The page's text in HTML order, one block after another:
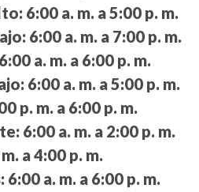
6:00 a. m. a 5:00 p. m.
6:00 a. m. a 7:00 p. m.
6:00 a. m. a 6:00 p. m.
6:00 a. m. a 5:00 p. m.
p. m. a 6:00 p. m.
6:00 a. m. a 2:00 p. m.
a 4:00 p. m.
6:00 a. m. a 6:00 p. m.